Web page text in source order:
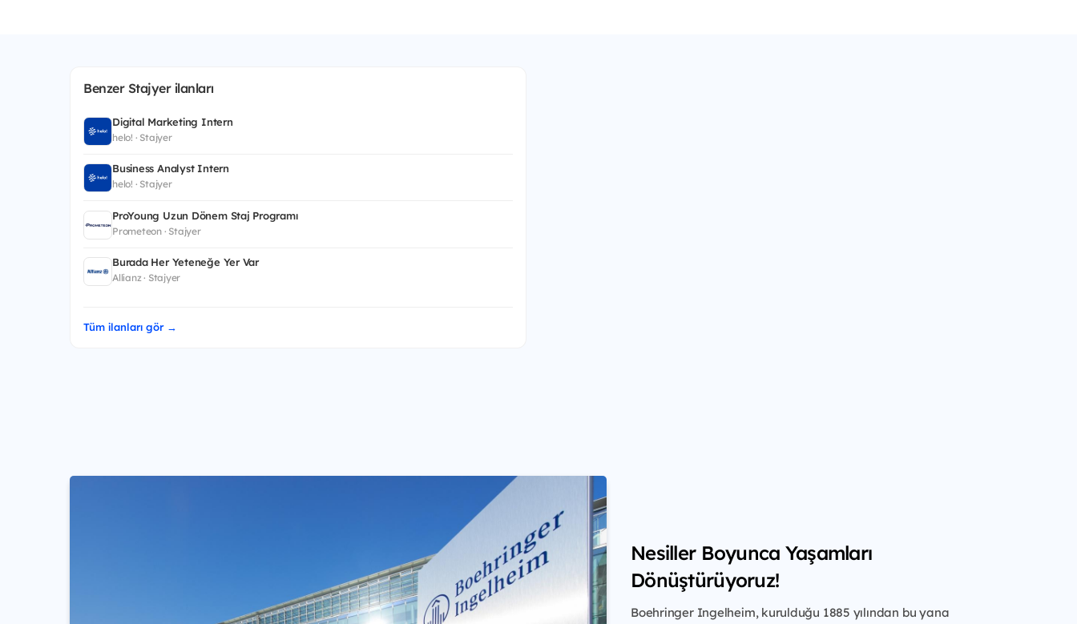
Benzer Stajyer ilanları
Digital Marketing Intern
helo! · Stajyer
Business Analyst Intern
helo! · Stajyer
ProYoung Uzun Dönem Staj Programı
Prometeon · Stajyer
Burada Her Yeteneğe Yer Var
Allianz · Stajyer
Tüm ilanları gör →
Nesiller Boyunca Yaşamları
Dönüştürüyoruz!
Boehringer Ingelheim, kurulduğu 1885 yılından bu yana